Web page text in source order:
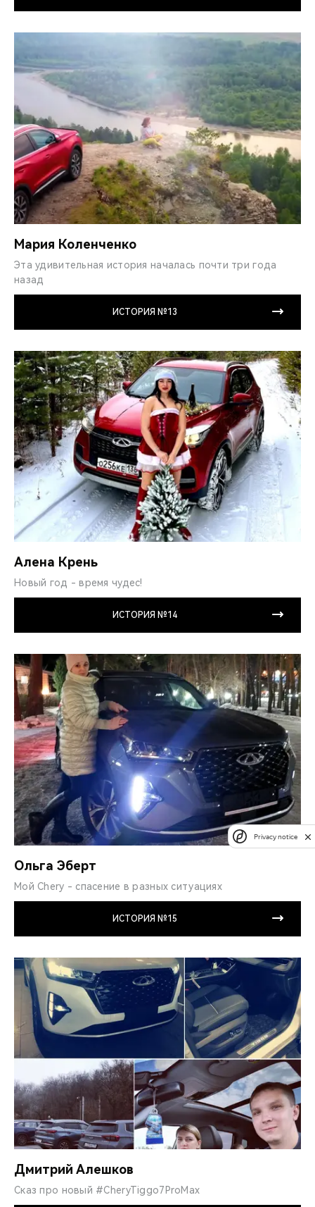
Мария Коленченко
Эта удивительная история началась почти три года
назад
ИСТОРИЯ №13
Алена Крень
Новый год - время чудес!
ИСТОРИЯ №14
Ольга Эберт
Мой Chery - спасение в разных ситуациях
ИСТОРИЯ №15
Дмитрий Алешков
Сказ про новый #CheryTiggo7ProMax
Privacy notice